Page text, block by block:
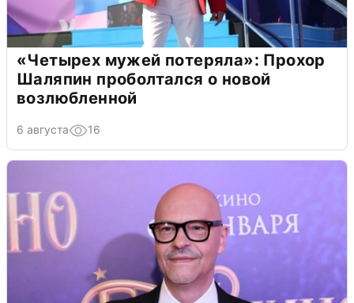
«Четырех мужей потеряла»: Прохор
Шаляпин проболтался о новой
возлюбленной
6 августа 16